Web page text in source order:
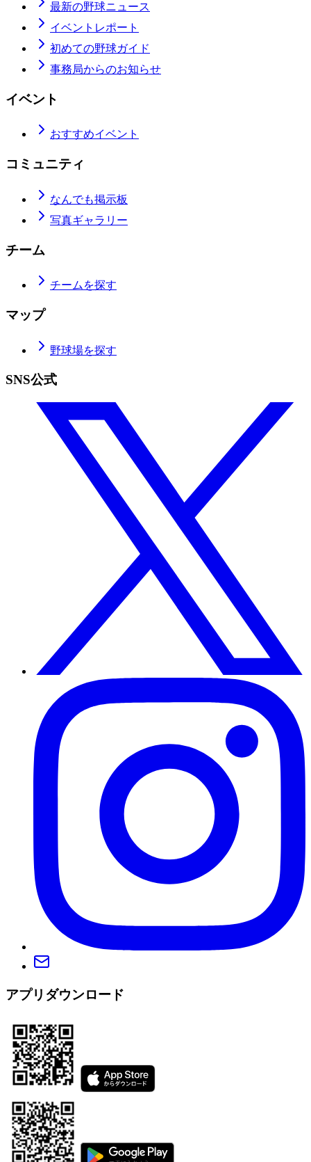
最新の野球ニュース
イベントレポート
初めての野球ガイド
事務局からのお知らせ
イベント
おすすめイベント
コミュニティ
なんでも掲示板
写真ギャラリー
チーム
チームを探す
マップ
野球場を探す
SNS公式
アプリダウンロード